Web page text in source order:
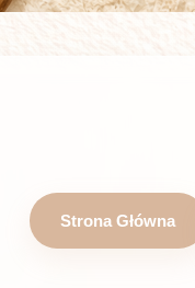
Strona Główna